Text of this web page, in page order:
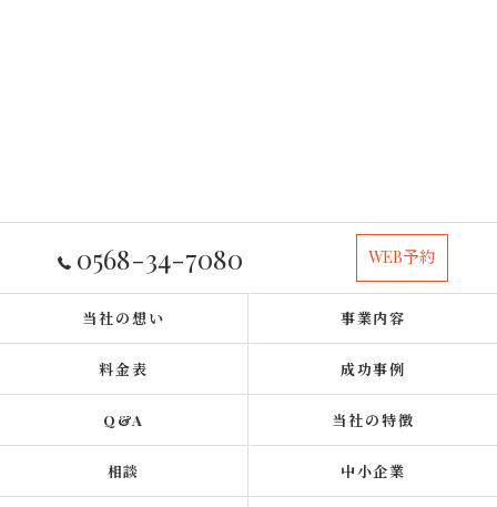
0568-34-7080 WEB予約
当社の想い 事業内容
料金表 成功事例
Q&A 当社の特徴
相談 中小企業